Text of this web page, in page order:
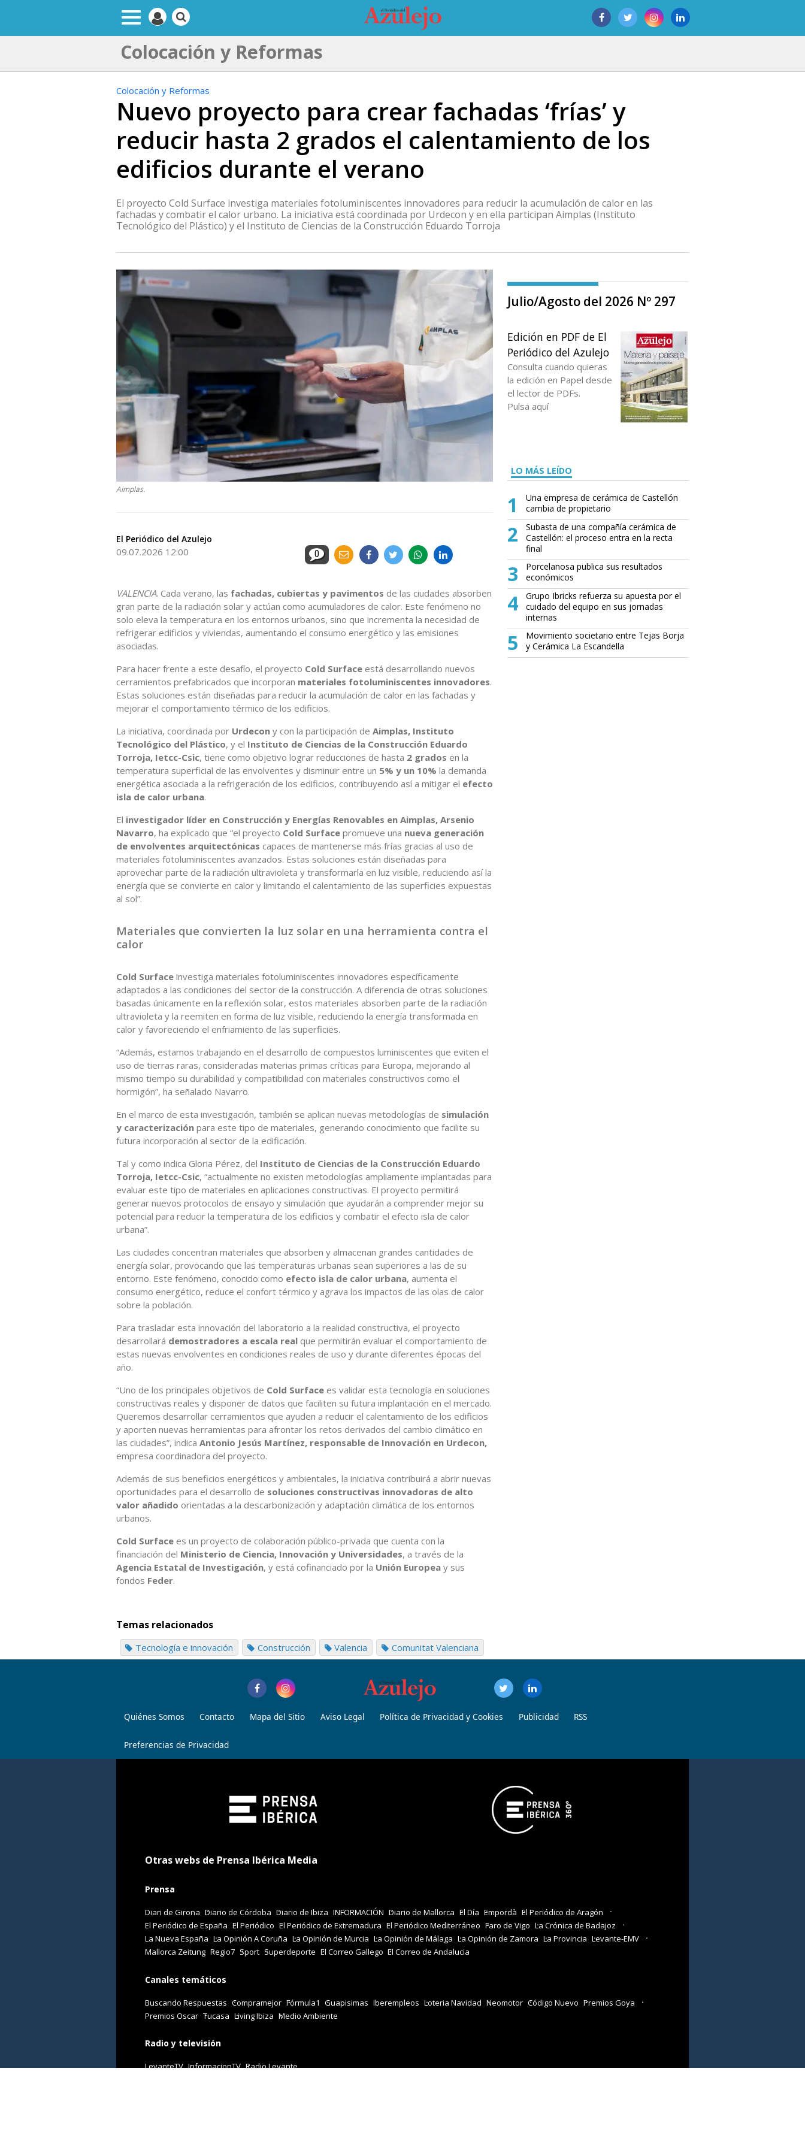
Colocación y Reformas
Colocación y Reformas
Nuevo proyecto para crear fachadas ‘frías’ y
reducir hasta 2 grados el calentamiento de los
edificios durante el verano
El proyecto Cold Surface investiga materiales fotoluminiscentes innovadores para reducir la acumulación de calor en las
fachadas y combatir el calor urbano. La iniciativa está coordinada por Urdecon y en ella participan Aimplas (Instituto
Tecnológico del Plástico) y el Instituto de Ciencias de la Construcción Eduardo Torroja
Aimplas.
El Periódico del Azulejo
09.07.2026 12:00 0
VALENCIA. Cada verano, las fachadas, cubiertas y pavimentos de las ciudades absorben
gran parte de la radiación solar y actúan como acumuladores de calor. Este fenómeno no
solo eleva la temperatura en los entornos urbanos, sino que incrementa la necesidad de
refrigerar edificios y viviendas, aumentando el consumo energético y las emisiones
asociadas.
Para hacer frente a este desafío, el proyecto Cold Surface está desarrollando nuevos
cerramientos prefabricados que incorporan materiales fotoluminiscentes innovadores.
Estas soluciones están diseñadas para reducir la acumulación de calor en las fachadas y
mejorar el comportamiento térmico de los edificios.
La iniciativa, coordinada por Urdecon y con la participación de Aimplas, Instituto
Tecnológico del Plástico, y el Instituto de Ciencias de la Construcción Eduardo
Torroja, Ietcc-Csic, tiene como objetivo lograr reducciones de hasta 2 grados en la
temperatura superficial de las envolventes y disminuir entre un 5% y un 10% la demanda
energética asociada a la refrigeración de los edificios, contribuyendo así a mitigar el efecto
isla de calor urbana.
El investigador líder en Construcción y Energías Renovables en Aimplas, Arsenio
Navarro, ha explicado que “el proyecto Cold Surface promueve una nueva generación
de envolventes arquitectónicas capaces de mantenerse más frías gracias al uso de
materiales fotoluminiscentes avanzados. Estas soluciones están diseñadas para
aprovechar parte de la radiación ultravioleta y transformarla en luz visible, reduciendo así la
energía que se convierte en calor y limitando el calentamiento de las superficies expuestas
al sol”.
Materiales que convierten la luz solar en una herramienta contra el
calor
Cold Surface investiga materiales fotoluminiscentes innovadores específicamente
adaptados a las condiciones del sector de la construcción. A diferencia de otras soluciones
basadas únicamente en la reflexión solar, estos materiales absorben parte de la radiación
ultravioleta y la reemiten en forma de luz visible, reduciendo la energía transformada en
calor y favoreciendo el enfriamiento de las superficies.
“Además, estamos trabajando en el desarrollo de compuestos luminiscentes que eviten el
uso de tierras raras, consideradas materias primas críticas para Europa, mejorando al
mismo tiempo su durabilidad y compatibilidad con materiales constructivos como el
hormigón”, ha señalado Navarro.
En el marco de esta investigación, también se aplican nuevas metodologías de simulación
y caracterización para este tipo de materiales, generando conocimiento que facilite su
futura incorporación al sector de la edificación.
Tal y como indica Gloria Pérez, del Instituto de Ciencias de la Construcción Eduardo
Torroja, Ietcc-Csic, “actualmente no existen metodologías ampliamente implantadas para
evaluar este tipo de materiales en aplicaciones constructivas. El proyecto permitirá
generar nuevos protocolos de ensayo y simulación que ayudarán a comprender mejor su
potencial para reducir la temperatura de los edificios y combatir el efecto isla de calor
urbana”.
Las ciudades concentran materiales que absorben y almacenan grandes cantidades de
energía solar, provocando que las temperaturas urbanas sean superiores a las de su
entorno. Este fenómeno, conocido como efecto isla de calor urbana, aumenta el
consumo energético, reduce el confort térmico y agrava los impactos de las olas de calor
sobre la población.
Para trasladar esta innovación del laboratorio a la realidad constructiva, el proyecto
desarrollará demostradores a escala real que permitirán evaluar el comportamiento de
estas nuevas envolventes en condiciones reales de uso y durante diferentes épocas del
año.
“Uno de los principales objetivos de Cold Surface es validar esta tecnología en soluciones
constructivas reales y disponer de datos que faciliten su futura implantación en el mercado.
Queremos desarrollar cerramientos que ayuden a reducir el calentamiento de los edificios
y aporten nuevas herramientas para afrontar los retos derivados del cambio climático en
las ciudades”, indica Antonio Jesús Martínez, responsable de Innovación en Urdecon,
empresa coordinadora del proyecto.
Además de sus beneficios energéticos y ambientales, la iniciativa contribuirá a abrir nuevas
oportunidades para el desarrollo de soluciones constructivas innovadoras de alto
valor añadido orientadas a la descarbonización y adaptación climática de los entornos
urbanos.
Cold Surface es un proyecto de colaboración público-privada que cuenta con la
financiación del Ministerio de Ciencia, Innovación y Universidades, a través de la
Agencia Estatal de Investigación, y está cofinanciado por la Unión Europea y sus
fondos Feder.
Temas relacionados
Tecnología e innovación Construcción Valencia Comunitat Valenciana
Julio/Agosto del 2026 Nº 297
Edición en PDF de El
Periódico del Azulejo
Consulta cuando quieras
la edición en Papel desde
el lector de PDFs.
Pulsa aquí
LO MÁS LEÍDO
1
Una empresa de cerámica de Castellón
cambia de propietario
2
Subasta de una compañía cerámica de
Castellón: el proceso entra en la recta
final
3
Porcelanosa publica sus resultados
económicos
4
Grupo Ibricks refuerza su apuesta por el
cuidado del equipo en sus jornadas
internas
5
Movimiento societario entre Tejas Borja
y Cerámica La Escandella
Quiénes Somos Contacto Mapa del Sitio Aviso Legal Política de Privacidad y Cookies Publicidad RSS
Preferencias de Privacidad
Otras webs de Prensa Ibérica Media
Prensa
Diari de Girona Diario de Córdoba Diario de Ibiza INFORMACIÓN Diario de Mallorca El Día Empordà El Periódico de Aragón
El Periódico de España El Periódico El Periódico de Extremadura El Periódico Mediterráneo Faro de Vigo La Crónica de Badajoz
La Nueva España La Opinión A Coruña La Opinión de Murcia La Opinión de Málaga La Opinión de Zamora La Provincia Levante-EMV
Mallorca Zeitung Regio7 Sport Superdeporte El Correo Gallego El Correo de Andalucia
Canales temáticos
Buscando Respuestas Compramejor Fórmula1 Guapisimas Iberempleos Loteria Navidad Neomotor Código Nuevo Premios Goya
Premios Oscar Tucasa Living Ibiza Medio Ambiente
Radio y televisión
LevanteTV InformacionTV Radio Levante